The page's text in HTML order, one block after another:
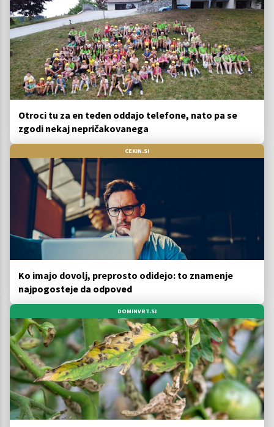
Otroci tu za en teden oddajo telefone, nato pa se
zgodi nekaj nepričakovanega
CEKIN.SI
Ko imajo dovolj, preprosto odidejo: to znamenje
najpogosteje da odpoved
DOMINVRT.SI